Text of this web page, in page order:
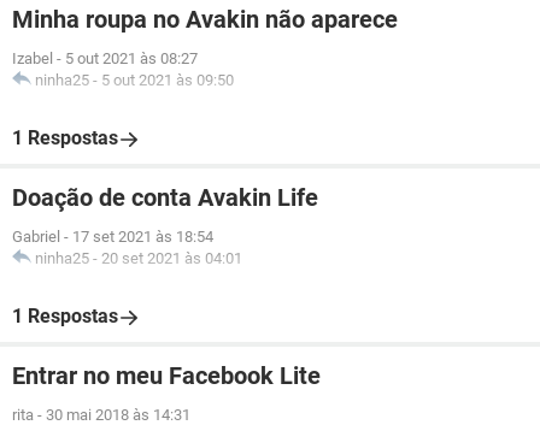
Minha roupa no Avakin não aparece
Izabel - 5 out 2021 às 08:27
ninha25 - 5 out 2021 às 09:50
1 Respostas
Doação de conta Avakin Life
Gabriel - 17 set 2021 às 18:54
ninha25 - 20 set 2021 às 04:01
1 Respostas
Entrar no meu Facebook Lite
rita - 30 mai 2018 às 14:31